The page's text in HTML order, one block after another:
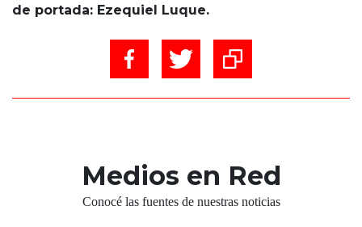
de portada: Ezequiel Luque.
Medios en Red
Conocé las fuentes de nuestras noticias